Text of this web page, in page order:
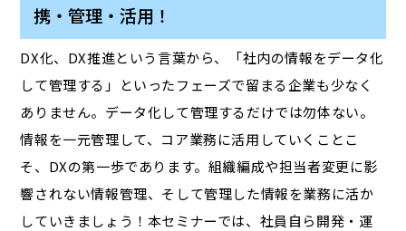
携・管理・活用！
DX化、DX推進という言葉から、「社内の情報をデータ化
して管理する」といったフェーズで留まる企業も少なく
ありません。データ化して管理するだけでは勿体ない。
情報を一元管理して、コア業務に活用していくことこ
そ、DXの第一歩であります。組織編成や担当者変更に影
響されない情報管理、そして管理した情報を業務に活か
していきましょう！本セミナーでは、社員自ら開発・運